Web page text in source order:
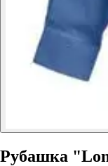
Рубашка